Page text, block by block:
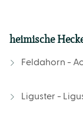
heimische
Feldahorn -
Liguster -